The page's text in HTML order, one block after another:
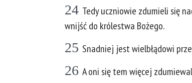
24 Tedy uczniowie zdumieli się
wnijść do królestwa Bożego.
25 Snadniej jest wielbłądowi
26 A oni się tem więcej